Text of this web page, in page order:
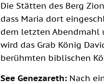
Die Stätten des Berg
dass Maria dort
dem letzten Abendmahl
wird das Grab König
berühmten biblischen
See Genezareth: Nach